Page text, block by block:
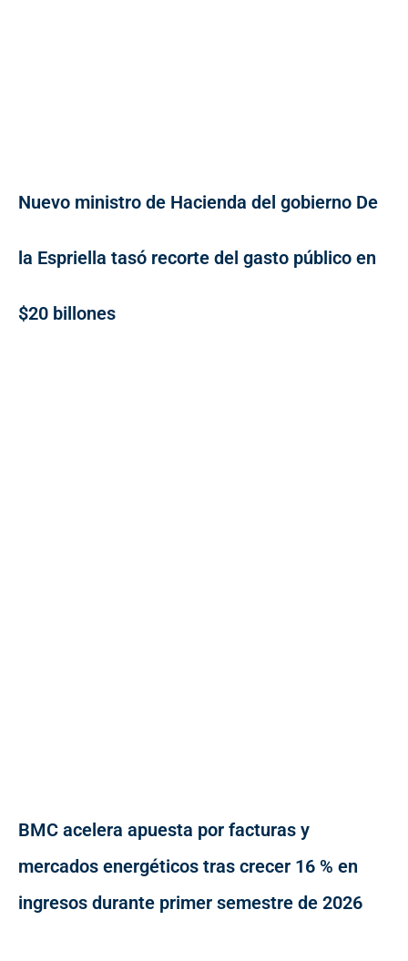
Nuevo ministro de Hacienda del gobierno De
la Espriella tasó recorte del gasto público en
$20 billones
BMC acelera apuesta por facturas y
mercados energéticos tras crecer 16 % en
ingresos durante primer semestre de 2026